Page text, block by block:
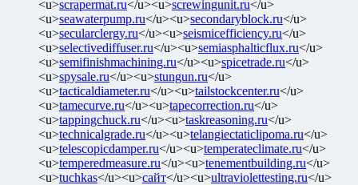
<u>scrapermat.ru</u><u>screwingunit.ru</u>
<u>seawaterpump.ru</u><u>secondaryblock.ru</u>
<u>secularclergy.ru</u><u>seismicefficiency.ru</u>
<u>selectivediffuser.ru</u><u>semiasphalticflux.ru</u>
<u>semifinishmachining.ru</u><u>spicetrade.ru</u>
<u>spysale.ru</u><u>stungun.ru</u>
<u>tacticaldiameter.ru</u><u>tailstockcenter.ru</u>
<u>tamecurve.ru</u><u>tapecorrection.ru</u>
<u>tappingchuck.ru</u><u>taskreasoning.ru</u>
<u>technicalgrade.ru</u><u>telangiectaticlipoma.ru</u>
<u>telescopicdamper.ru</u><u>temperateclimate.ru</u>
<u>temperedmeasure.ru</u><u>tenementbuilding.ru</u>
<u>tuchkas</u><u>сайт</u><u>ultraviolettesting.ru</u>